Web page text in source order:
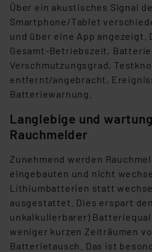
Über ein akustisches Signal
Smartphone/Tablet
und über eine App angezeigt.
Gesamt-Betriebszeit,
Verschmutzungsgrad,
entfernt/angebracht,
Batteriewarnung.
Langlebige und
Rauchmelder
Zunehmend werden
eingebauten und nicht
Lithiumbatterien statt
ausgestattet. Dies erspart
unkalkulierbarer)
weniger kurzen Zeiträumen
Batterietausch. Das ist